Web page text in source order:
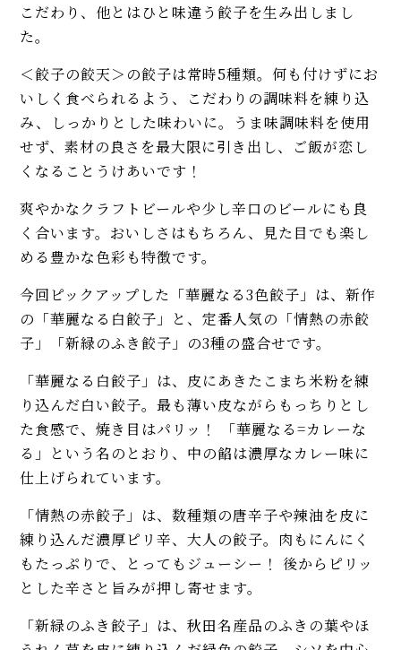
こだわり、他とはひと味違う餃子を生み出しまし
た。
＜餃子の餃天＞の餃子は常時5種類。何も付けずにお
いしく食べられるよう、こだわりの調味料を練り込
み、しっかりとした味わいに。うま味調味料を使用
せず、素材の良さを最大限に引き出し、ご飯が恋し
くなることうけあいです！
爽やかなクラフトビールや少し辛口のビールにも良
く合います。おいしさはもちろん、見た目でも楽し
める豊かな色彩も特徴です。
今回ピックアップした「華麗なる3色餃子」は、新作
の「華麗なる白餃子」と、定番人気の「情熱の赤餃
子」「新緑のふき餃子」の3種の盛合せです。
「華麗なる白餃子」は、皮にあきたこまち米粉を練
り込んだ白い餃子。最も薄い皮ながらもっちりとし
た食感で、焼き目はパリッ！ 「華麗なる=カレーな
る」という名のとおり、中の餡は濃厚なカレー味に
仕上げられています。
「情熱の赤餃子」は、数種類の唐辛子や辣油を皮に
練り込んだ濃厚ピリ辛、大人の餃子。肉もにんにく
もたっぷりで、とってもジューシー！ 後からピリッ
とした辛さと旨みが押し寄せます。
「新緑のふき餃子」は、秋田名産品のふきの葉やほ